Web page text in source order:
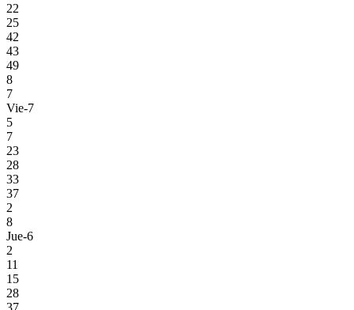
22
25
42
43
49
8
7
Vie-7
5
7
23
28
33
37
2
8
Jue-6
2
11
15
28
37